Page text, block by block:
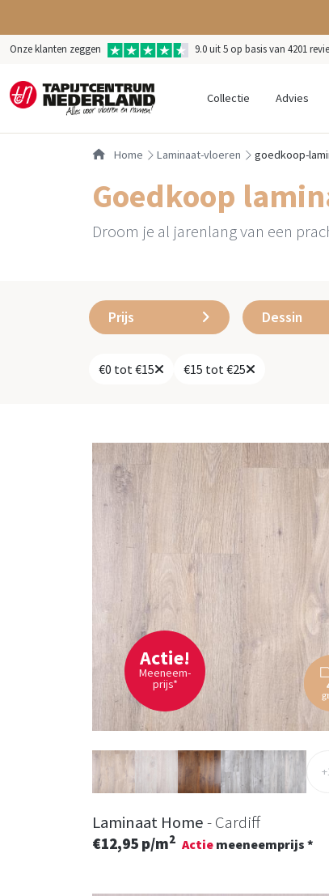
Onze klanten zeggen 9.0 uit 5 op basis van 4201
Collectie Advies
Home laminaat-vloeren goedkoop-
Goedkoop
Droom je al jarenlang van een
Prijs Dessin
€0 tot €15 €15 tot €25
Actie!
Meeneem-
prijs*
Laminaat Home- Cardiff
€12,95 p/m2 Actie meeneemprijs *